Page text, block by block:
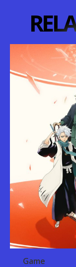
Game